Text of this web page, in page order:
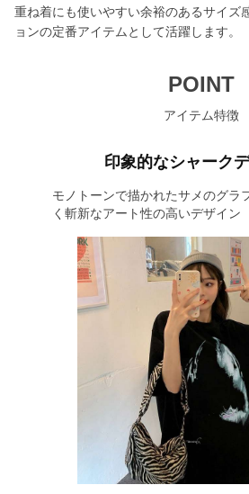
重ね着にも使いやすい余裕のあるサイズ
ョンの定番アイテムとして活躍します。
POINT
アイテム特徴
印象的なシャーク
モノトーンで描かれたサメのグラ
く斬新なアート性の高いデザイン